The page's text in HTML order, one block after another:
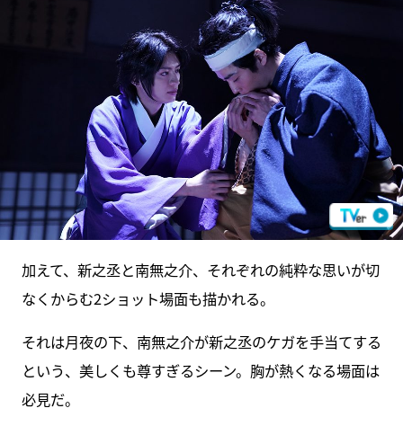
加えて、新之丞と南無之介、それぞれの純粋な思いが切
なくからむ2ショット場面も描かれる。
それは月夜の下、南無之介が新之丞のケガを手当てする
という、美しくも尊すぎるシーン。胸が熱くなる場面は
必見だ。